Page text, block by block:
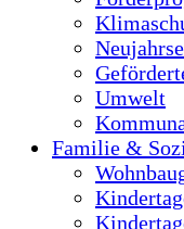
Umwelt
Familie &